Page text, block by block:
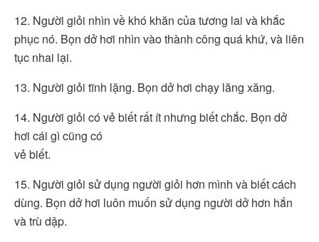
12. Người giỏi nhìn về khó khăn của tương lai và khắc
phục nó. Bọn dở hơi nhìn vào thành công quá khứ, và liên
tục nhai lại.
13. Người giỏi tĩnh lặng. Bọn dở hơi chạy lăng xăng.
14. Người giỏi có vẻ biết rất ít nhưng biết chắc. Bọn dở
hơi cái gì cũng có
vẻ biết.
15. Người giỏi sử dụng người giỏi hơn mình và biết cách
dùng. Bọn dở hơi luôn muốn sử dụng người dở hơn hắn
và trù dập.